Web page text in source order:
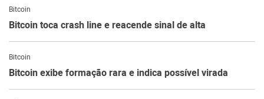
Bitcoin
Bitcoin toca crash line e reacende sinal de alta
Bitcoin
Bitcoin exibe formação rara e indica possível virada